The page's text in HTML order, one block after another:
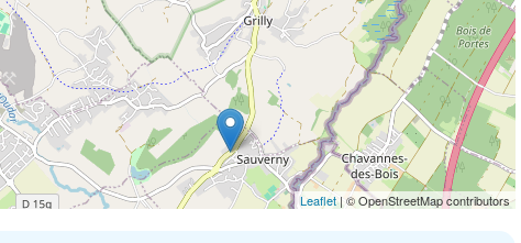
Leaflet| © OpenStreetMap contributors